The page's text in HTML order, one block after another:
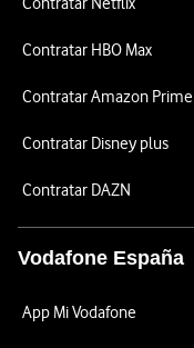
Contratar HBO Max
Contratar Amazon Prime
Contratar Disney plus
Contratar DAZN
Vodafone España
App Mi Vodafone